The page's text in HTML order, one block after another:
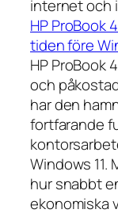
internet och
HP ProBook
tiden före
HP ProBook
och
har den
fortfarande
Windows
hur snabbt
ekonomiska